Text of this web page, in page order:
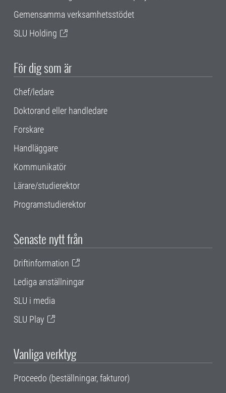
Gemensamma verksamhetsstödet
SLU Holding
För dig som är
Chef/ledare
Doktorand eller handledare
Forskare
Handläggare
Kommunikatör
Lärare/studierektor
Programstudierektor
Senaste nytt från
Driftinformation
Lediga anställningar
SLU i media
SLU Play
Vanliga verktyg
Proceedo (beställningar, fakturor)